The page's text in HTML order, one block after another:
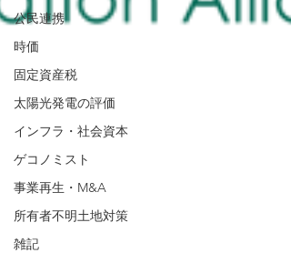
公民連携
時価
固定資産税
太陽光発電の評価
インフラ・社会資本
ゲコノミスト
事業再生・M&A
所有者不明土地対策
雑記